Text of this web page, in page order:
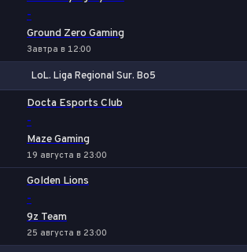
-
Ground Zero Gaming
Завтра в 12:00
LoL. Liga Regional Sur. Bo5
Docta Esports Club
-
Maze Gaming
19 августа в 23:00
Golden Lions
-
9z Team
25 августа в 23:00